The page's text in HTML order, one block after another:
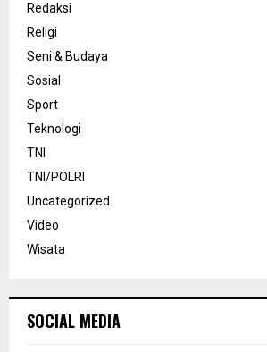
Redaksi
Religi
Seni & Budaya
Sosial
Sport
Teknologi
TNI
TNI/POLRI
Uncategorized
Video
Wisata
SOCIAL MEDIA